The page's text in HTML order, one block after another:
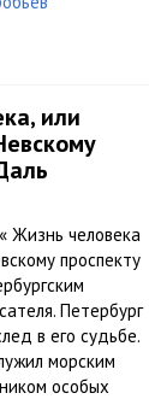
или
Жизнь человека
проспекту
Петербург
в его судьбе.
морским
особых